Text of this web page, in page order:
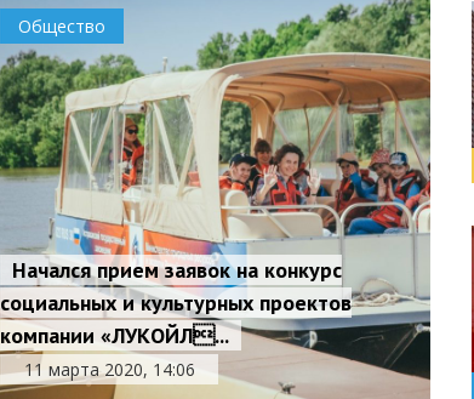
Общество
Начался прием заявок на конкурс
социальных и культурных проектов
компании «ЛУКОЙЛ...
11 марта 2020, 14:06